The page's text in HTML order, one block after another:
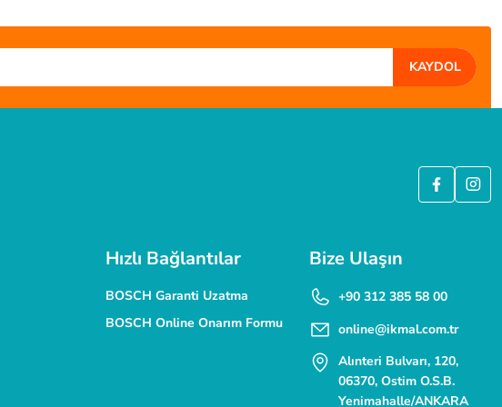
KAYDOL
Hızlı Bağlantılar
BOSCH Garanti Uzatma
BOSCH Online Onarım Formu
Bize Ulaşın
+90 312 385 58 00
online@ikmal.com.tr
Alınteri Bulvarı, 120,
06370, Ostim O.S.B.
Yenimahalle/ANKARA